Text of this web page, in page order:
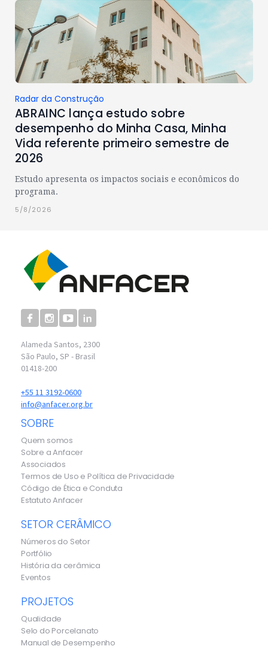
Radar da Construção
ABRAINC lança estudo sobre
desempenho do Minha Casa, Minha
Vida referente primeiro semestre de
2026
Estudo apresenta os impactos sociais e econômicos do
programa.
5/8/2026
Alameda Santos, 2300
São Paulo, SP - Brasil
01418-200
+55 11 3192-0600
info@anfacer.org.br
SOBRE
Quem somos
Sobre a Anfacer
Associados
Termos de Uso e Política de Privacidade
Código de Ética e Conduta
Estatuto Anfacer
SETOR CERÂMICO
Números do Setor
Portfólio
História da cerâmica
Eventos
PROJETOS
Qualidade
Selo do Porcelanato
Manual de Desempenho